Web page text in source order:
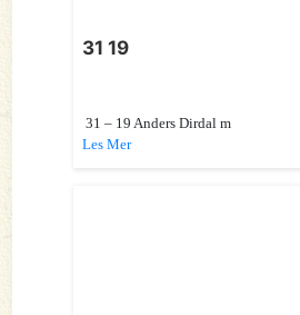
31 19
31 – 19 Anders Dirdal m
Les Mer